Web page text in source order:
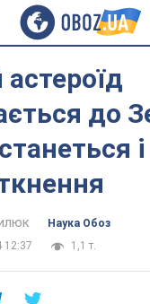
до
Наука Обоз
12:37
1,1 т.